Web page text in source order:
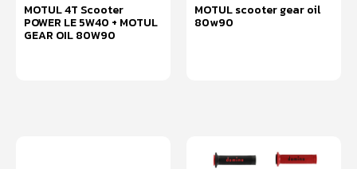
MOTUL 4T Scooter
POWER LE 5W40 + MOTUL
GEAR OIL 80W90
MOTUL scooter gear oil
80w90